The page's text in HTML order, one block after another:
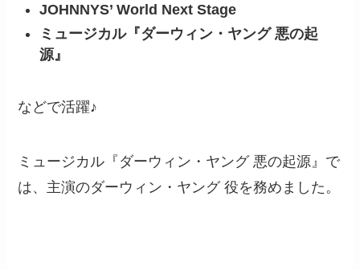
JOHNNYS’ World Next Stage
ミュージカル『ダーウィン・ヤング 悪の起
源』
などで活躍♪
ミュージカル『ダーウィン・ヤング 悪の起源』で
は、主演のダーウィン・ヤング 役を務めました。